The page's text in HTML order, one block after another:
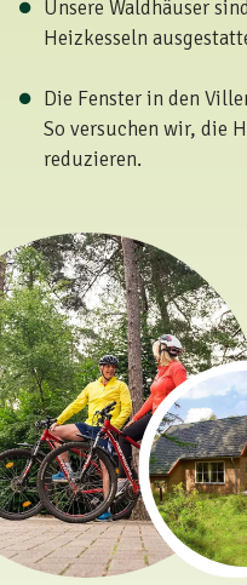
Unsere Waldhäuser
Heizkesseln
Die Fenster in den
So versuchen wir, die
reduzieren.